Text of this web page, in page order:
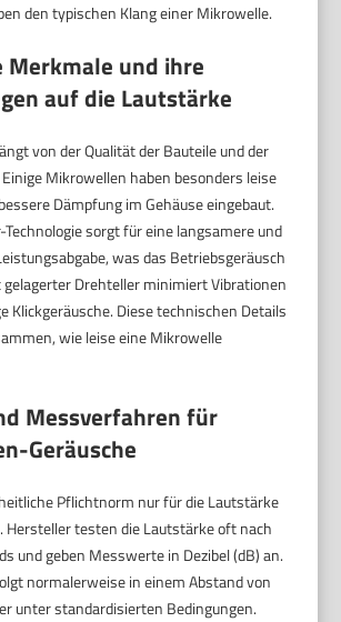
den typischen Klang einer Mikrowelle.
Merkmale und ihre
auf die Lautstärke
von der Qualität der Bauteile und der
Mikrowellen haben besonders leise
Dämpfung im Gehäuse eingebaut.
sorgt für eine langsamere und
was das Betriebsgeräusch
gelagerter Drehteller minimiert Vibrationen
Klickgeräusche. Diese technischen Details
wie leise eine Mikrowelle
Messverfahren für
Geräusche
Pflichtnorm nur für die Lautstärke
Hersteller testen die Lautstärke oft nach
und geben Messwerte in Dezibel (dB) an.
normalerweise in einem Abstand von
unter standardisierten Bedingungen.